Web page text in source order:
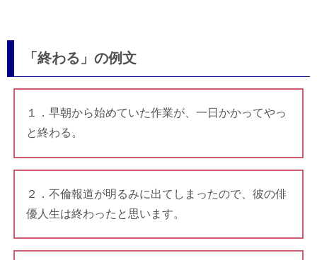
「終わる」の例文
１．早朝から始めていた作業が、一日かかってやっ
と終わる。
２．不倫報道が明るみに出てしまったので、彼の俳
優人生は終わったと思います。